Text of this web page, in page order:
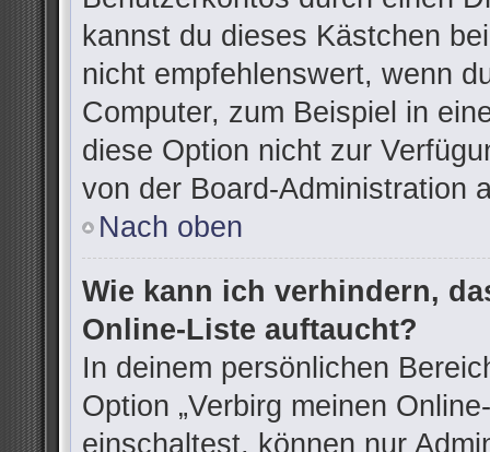
kannst du dieses Kästchen
nicht empfehlenswert, wenn
Computer, zum Beispiel in
diese Option nicht zur
von der Board-Administration
Nach oben
Wie kann ich verhindern,
Online-Liste auftaucht?
In deinem persönlichen
Option „Verbirg meinen
einschaltest, können nur